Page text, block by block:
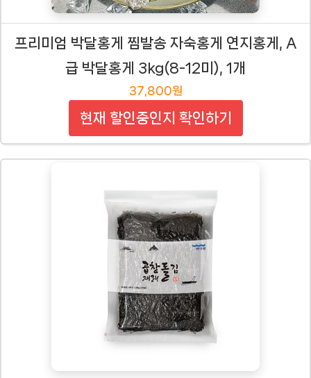
프리미엄 박달홍게 찜발송 자숙홍게 연지홍게, A
급 박달홍게 3kg(8-12미), 1개
37,800원
현재 할인중인지 확인하기